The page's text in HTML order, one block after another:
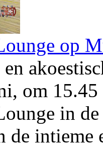
op
om
in
intieme